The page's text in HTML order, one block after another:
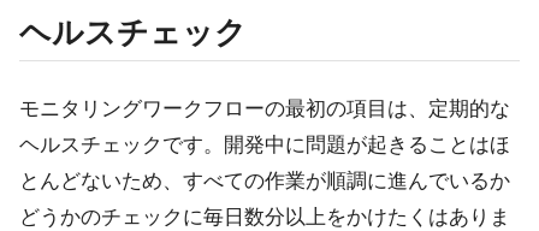
ヘルスチェック
モニタリングワークフローの最初の項目は、定期的な
ヘルスチェックです。開発中に問題が起きることはほ
とんどないため、すべての作業が順調に進んでいるか
どうかのチェックに毎日数分以上をかけたくはありま